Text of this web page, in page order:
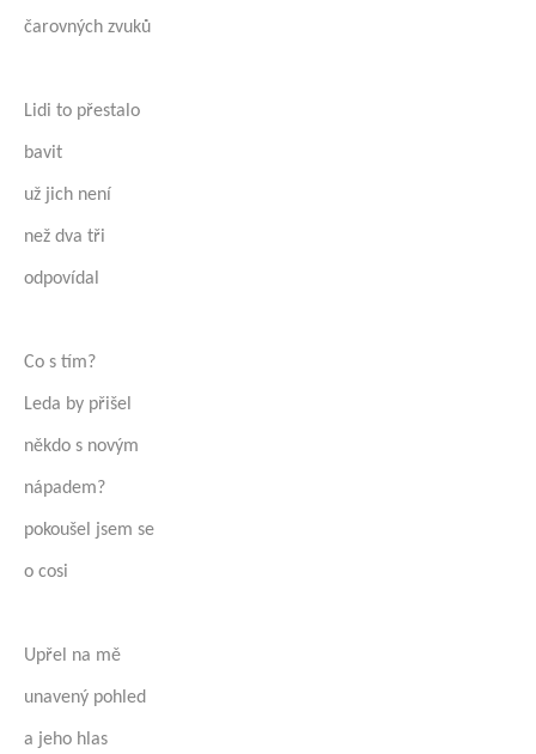
čarovných zvuků
Lidi to přestalo
bavit
už jich není
než dva tři
odpovídal
Co s tím?
Leda by přišel
někdo s novým
nápadem?
pokoušel jsem se
o cosi
Upřel na mě
unavený pohled
a jeho hlas